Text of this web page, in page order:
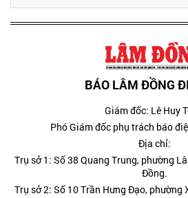
BÁO LÂM ĐỒNG
Giám đốc: Lê Huy
Phó Giám đốc phụ trách báo
Địa chỉ:
Trụ sở 1: Số 38 Quang Trung, phường
Đồng.
Trụ sở 2: Số 10 Trần Hưng Đạo, phường